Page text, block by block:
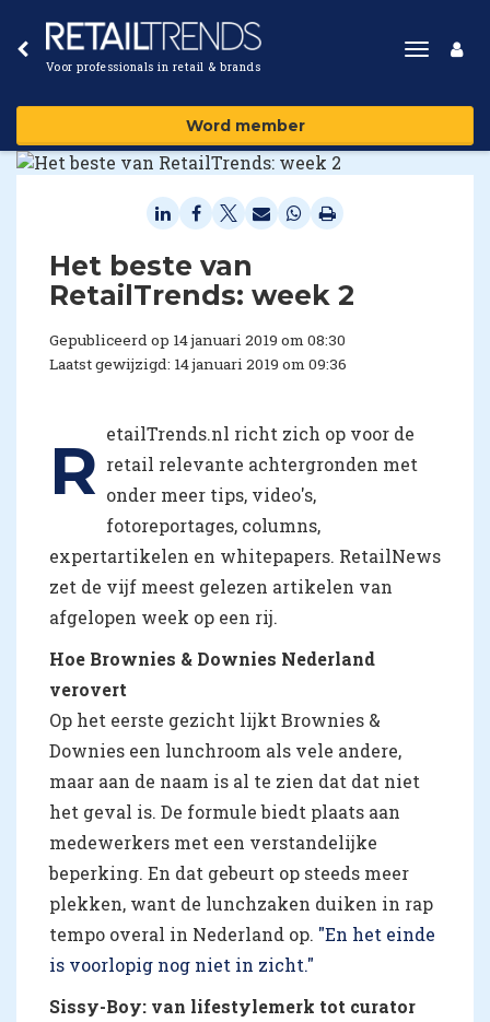
Voor professionals in retail & brands
Toggle
Word member
Het beste van
RetailTrends: week 2
Gepubliceerd op 14 januari 2019 om 08:30
Laatst gewijzigd: 14 januari 2019 om 09:36
R etailTrends.nl richt zich op voor de
retail relevante achtergronden met
onder meer tips, video's,
fotoreportages, columns,
expertartikelen en whitepapers. RetailNews
zet de vijf meest gelezen artikelen van
afgelopen week op een rij.
Hoe Brownies & Downies Nederland
verovert
Op het eerste gezicht lijkt Brownies &
Downies een lunchroom als vele andere,
maar aan de naam is al te zien dat dat niet
het geval is. De formule biedt plaats aan
medewerkers met een verstandelijke
beperking. En dat gebeurt op steeds meer
plekken, want de lunchzaken duiken in rap
tempo overal in Nederland op. "En het einde
is voorlopig nog niet in zicht."
Sissy-Boy: van lifestylemerk tot curator